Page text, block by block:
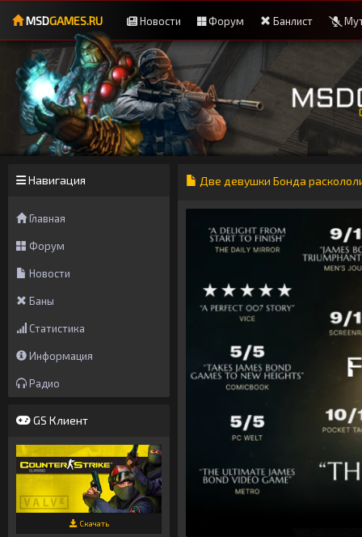
MSDGAMES.RU Новости Форум Банлист
Навигация
Главная
Форум
Новости
Баны
Статистика
Информация
Радио
GS Клиент
Скачать
Две девушки Бонда